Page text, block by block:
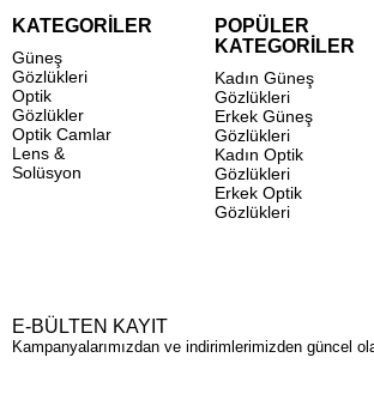
KATEGORİLER
Güneş
Gözlükleri
Optik
Gözlükler
Optik Camlar
Lens &
Solüsyon
POPÜLER
KATEGORİLER
Kadın Güneş
Gözlükleri
Erkek Güneş
Gözlükleri
Kadın Optik
Gözlükleri
Erkek Optik
Gözlükleri
E-BÜLTEN KAYIT
Kampanyalarımızdan ve indirimlerimizden güncel